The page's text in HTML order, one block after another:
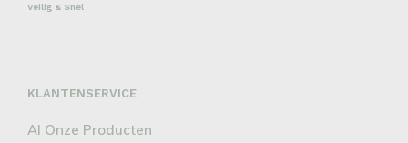
Veilig & Snel
KLANTENSERVICE
Al Onze Producten